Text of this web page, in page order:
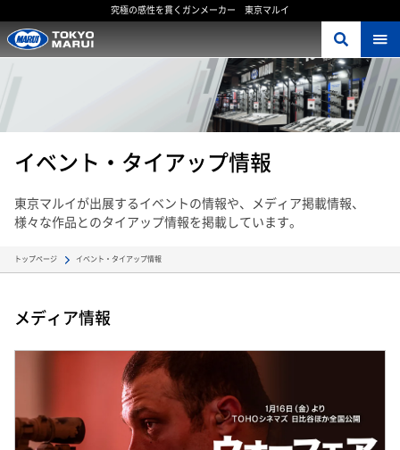
究極の感性を貫くガンメーカー 東京マルイ
イベント・タイアップ情報
東京マルイが出展するイベントの情報や、メディア掲載情報、
様々な作品とのタイアップ情報を掲載しています。
トップページ イベント・タイアップ情報
メディア情報